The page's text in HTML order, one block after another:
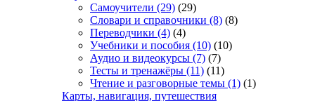
Самоучители (29) (29)
Словари и справочники (8) (8)
Переводчики (4) (4)
Учебники и пособия (10) (10)
Аудио и видеокурсы (7) (7)
Тесты и тренажёры (11) (11)
Чтение и разговорные темы (1) (1)
Карты, навигация, путешествия